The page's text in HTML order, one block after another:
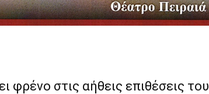
στις αήθεις επιθέσεις του